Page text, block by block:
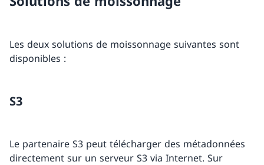
Les deux solutions de moissonnage suivantes sont
disponibles :
S3
Le partenaire S3 peut télécharger des métadonnées
directement sur un serveur S3 via Internet. Sur